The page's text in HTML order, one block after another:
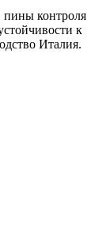
пины контроля
к
Италия.